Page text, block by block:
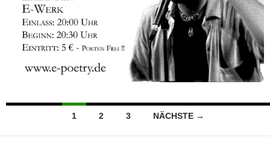
Beitragsnavigation
1 2 3 NÄCHSTE →